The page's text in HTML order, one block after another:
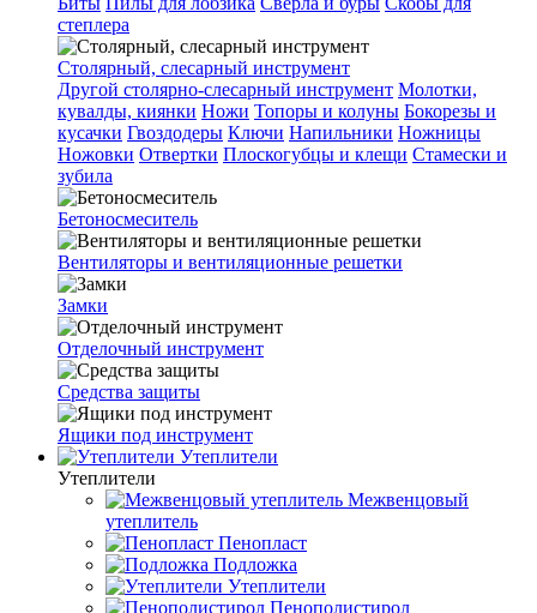
степлера
Столярный, слесарный инструмент
Другой столярно-слесарный инструмент Молотки,
кувалды, киянки Ножи Топоры и колуны Бокорезы и
кусачки Гвоздодеры Ключи Напильники Ножницы
Ножовки Отвертки Плоскогубцы и клещи Стамески и
зубила
Бетоносмеситель
Вентиляторы и вентиляционные решетки
Замки
Отделочный инструмент
Средства защиты
Ящики под инструмент
Утеплители
Утеплители
Межвенцовый
утеплитель
Пенопласт
Подложка
Утеплители
Пенополистирол